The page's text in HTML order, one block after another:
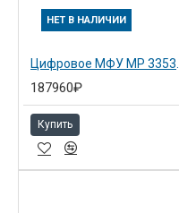
НЕТ В НАЛИЧИИ
187960₽
Купить